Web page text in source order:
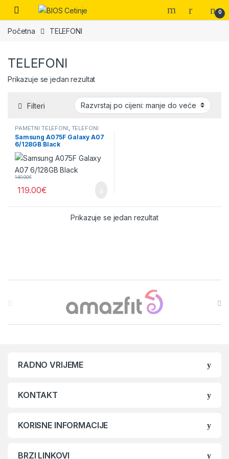
Skip to navigation
Skip to content
Open 0
Početna TELEFONI
TELEFONI
Prikazuje se jedan rezultat
Filteri
PAMETNI TELEFONI TELEFONI
Samsung A075F Galaxy A07
6/128GB Black
140.00€
119.00€
Prikazuje se jedan rezultat
RADNO VRIJEME
KONTAKT
KORISNE INFORMACIJE
BRZI LINKOVI